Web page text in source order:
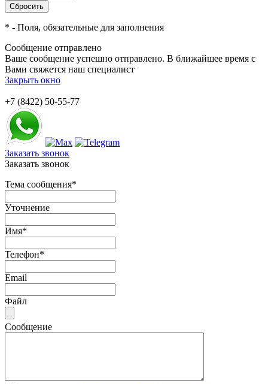
* - Поля, обязательные для заполнения
Сообщение отправлено
Ваше сообщение успешно отправлено. В ближайшее время с
Вами свяжется наш специалист
Закрыть окно
+7 (8422) 50-55-77
Заказать звонок
Заказать звонок
Тема сообщения*
Уточнение
Имя*
Телефон*
Email
Файл
Сообщение